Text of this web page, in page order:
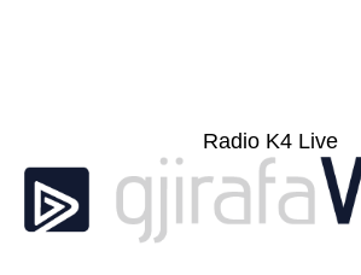
Radio K4 Live